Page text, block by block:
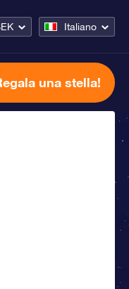
Italiano
una stella!